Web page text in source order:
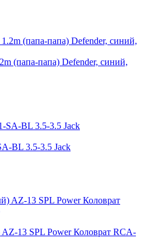
(папа-папа) Defender, синий,
BL 3.5-3.5 Jack
13 SPL Power Коловрат RCA-